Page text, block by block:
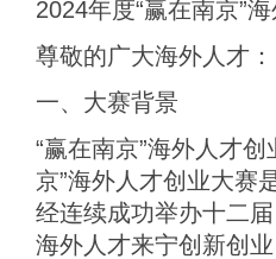
2024年度“赢在南京”
尊敬的广大海外人才：
一、大赛背景
“赢在南京”海外人才
京”海外人才创业大赛
经连续成功举办十二
海外人才来宁创新创